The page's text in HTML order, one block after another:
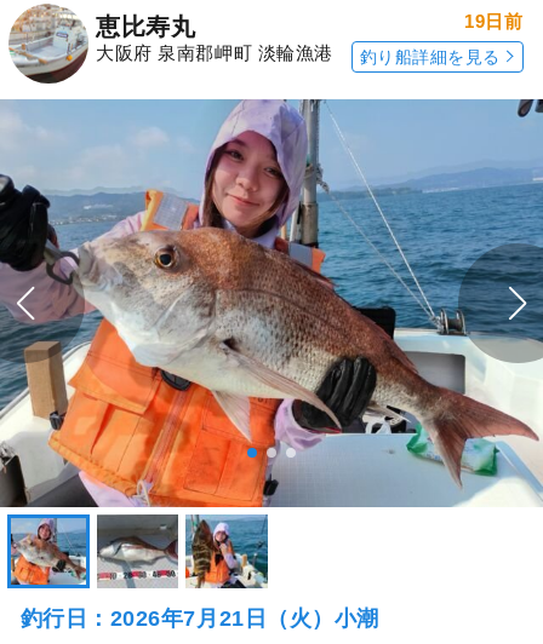
恵比寿丸
大阪府 泉南郡岬町 淡輪漁港
19日前
釣り船詳細を見る
釣行日：2026年7月21日（火）小潮